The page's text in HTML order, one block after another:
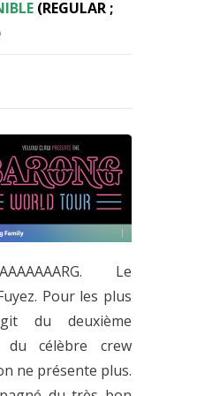
(REGULAR ;
Le
Pour les plus
du deuxième
du célèbre crew
ne présente plus.